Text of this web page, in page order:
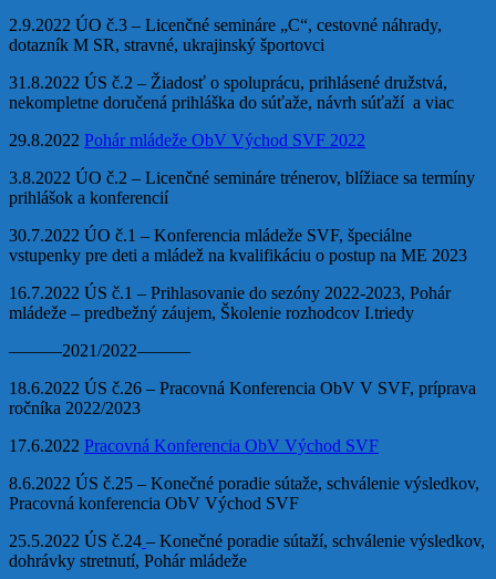
2.9.2022 ÚO č.3 – Licenčné semináre „C“, cestovné náhrady,
dotazník M SR, stravné, ukrajinský športovci
31.8.2022 ÚS č.2 – Žiadosť o spoluprácu, prihlásené družstvá,
nekompletne doručená prihláška do súťaže, návrh súťaží a viac
29.8.2022 Pohár mládeže ObV Východ SVF 2022
3.8.2022 ÚO č.2 – Licenčné semináre trénerov, blížiace sa termíny
prihlášok a konferencií
30.7.2022 ÚO č.1 – Konferencia mládeže SVF, špeciálne
vstupenky pre deti a mládež na kvalifikáciu o postup na ME 2023
16.7.2022 ÚS č.1 – Prihlasovanie do sezóny 2022-2023, Pohár
mládeže – predbežný záujem, Školenie rozhodcov I.triedy
———2021/2022———
18.6.2022 ÚS č.26 – Pracovná Konferencia ObV V SVF, príprava
ročníka 2022/2023
17.6.2022 Pracovná Konferencia ObV Východ SVF
8.6.2022 ÚS č.25 – Konečné poradie sútaže, schválenie výsledkov,
Pracovná konferencia ObV Východ SVF
25.5.2022 ÚS č.24 – Konečné poradie sútaží, schválenie výsledkov,
dohrávky stretnutí, Pohár mládeže